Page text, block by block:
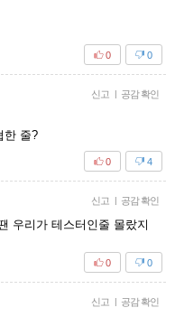
0
0
신고 | 공감 확인
한 줄?
4
0
신고 | 공감 확인
우리가 테스터인줄 몰랐지
0
0
신고 | 공감 확인